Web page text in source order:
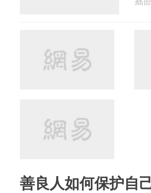
善良人如何保护自